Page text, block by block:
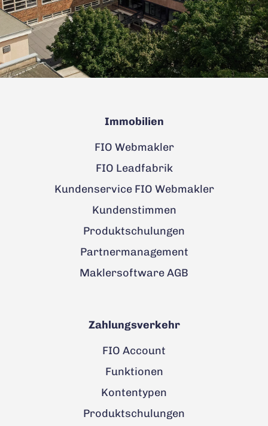
Immobilien
FIO Webmakler
FIO Leadfabrik
Kundenservice FIO Webmakler
Kundenstimmen
Produktschulungen
Partnermanagement
Maklersoftware AGB
Zahlungsverkehr
FIO Account
Funktionen
Kontentypen
Produktschulungen